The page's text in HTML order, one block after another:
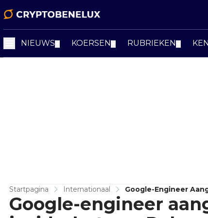
NIEUWS KOERSEN RUBRIEKEN
Startpagina Internationaal Google-Engineer
Google-engineer